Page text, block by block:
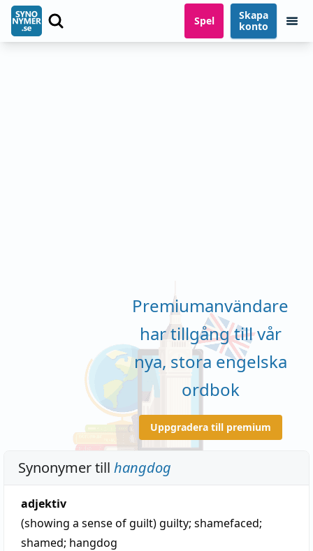
Spel
Skapa
konto
Premiumanvändare
har tillgång till vår
nya, stora engelska
ordbok
Uppgradera till premium
Synonymer till hangdog
adjektiv
(showing a sense of guilt)guilty; shamefaced;
shamed; hangdog